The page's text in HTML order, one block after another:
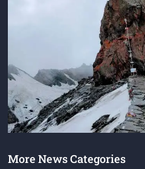
More News Categories